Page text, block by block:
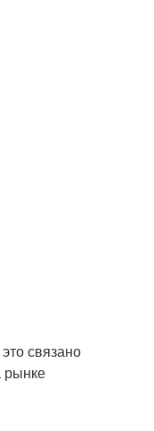
связано
рынке